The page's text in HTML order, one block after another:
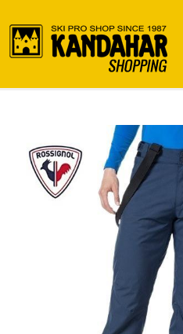
よくある質問